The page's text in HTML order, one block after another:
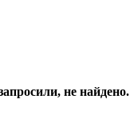
не найдено.